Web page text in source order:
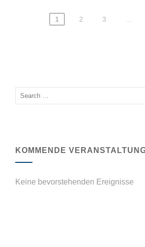
1 2 3
KOMMENDE
Keine bevorstehenden Ereignisse